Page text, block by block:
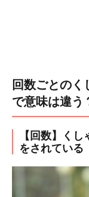
回数ごとのく
で意味は違う
【回数】く
をされている